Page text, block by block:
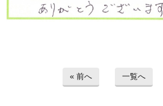
« 前へ 一覧へ